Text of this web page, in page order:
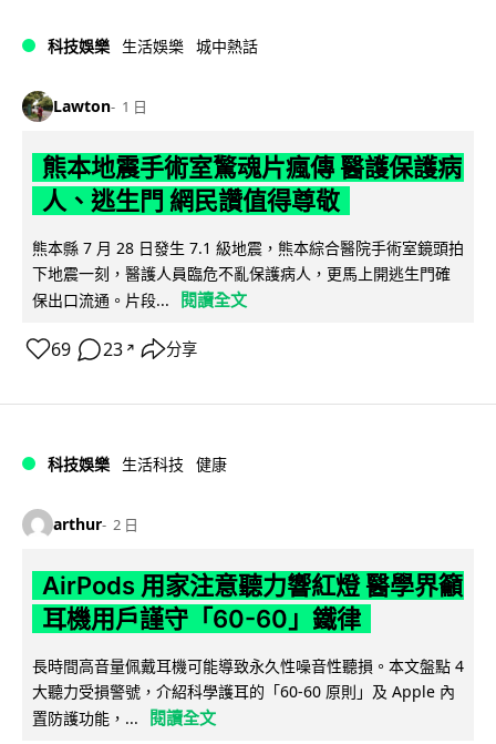
科技娛樂 生活娛樂 城中熱話
Lawton 1 日
熊本地震手術室驚魂片瘋傳 醫護保護病
人、逃生門 網民讚值得尊敬
熊本縣 7 月 28 日發生 7.1 級地震，熊本綜合醫院手術室鏡頭拍
下地震一刻，醫護人員臨危不亂保護病人，更馬上開逃生門確
保出口流通。片段...
閱讀全文
69 23 ↗ 分享
科技娛樂 生活科技 健康
arthur 2 日
AirPods 用家注意聽力響紅燈 醫學界籲
耳機用戶謹守「60-60」鐵律
長時間高音量佩戴耳機可能導致永久性噪音性聽損。本文盤點 4
大聽力受損警號，介紹科學護耳的「60-60 原則」及 Apple 內
置防護功能，...
閱讀全文